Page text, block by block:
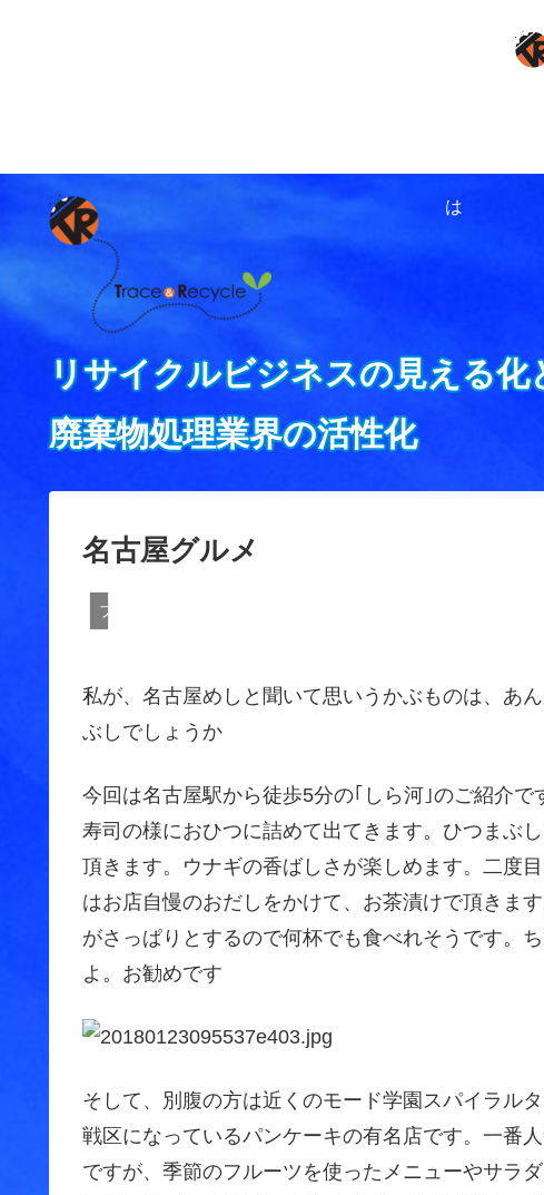
は
リサイクルビジネスの見える化
廃棄物処理業界の活性化
名古屋グルメ
ブログ
私が、名古屋めしと聞いて思いうかぶものは、あ
ぶしでしょうか
今回は名古屋駅から徒歩5分の｢しら河｣のご紹介
寿司の様におひつに詰めて出てきます。ひつまぶ
頂きます。ウナギの香ばしさが楽しめます。二度
はお店自慢のおだしをかけて、お茶漬けで頂きま
がさっぱりとするので何杯でも食べれそうです。
よ。お勧めです
そして、別腹の方は近くのモード学園スパイラル
戦区になっているパンケーキの有名店です。一番
ですが、季節のフルーツを使ったメニューやサラ